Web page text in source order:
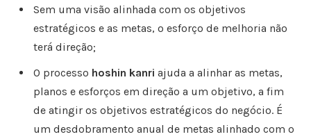
Sem uma visão alinhada com os objetivos
estratégicos e as metas, o esforço de melhoria não
terá direção;
O processo hoshin kanri ajuda a alinhar as metas,
planos e esforços em direção a um objetivo, a fim
de atingir os objetivos estratégicos do negócio. É
um desdobramento anual de metas alinhado com o